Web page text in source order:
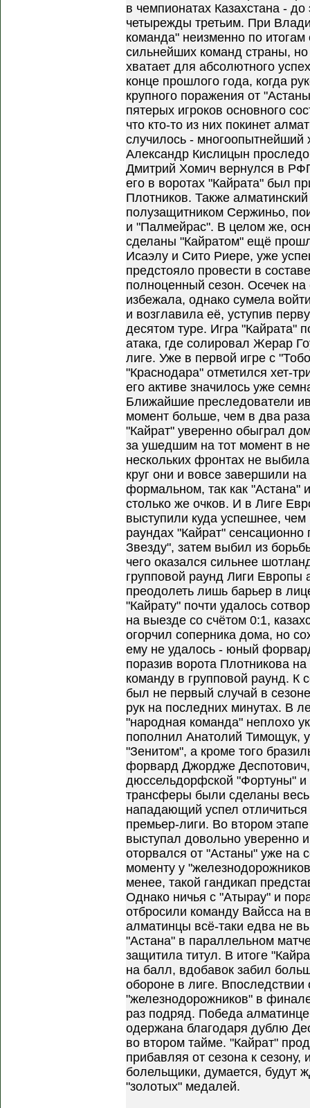
в чемпионатах Казахстана -
четырежды третьим. При
команда" неизменно по итогам
сильнейших команд страны,
хватает для абсолютного
конце прошлого года, когда
крупного поражения от
пятерых игроков основного
что кто-то из них покинет
случилось -
Александр Кислицын
Дмитрий Хомич вернулся в
его в воротах "Кайрата" был
Плотников. Также
полузащитником Сержиньо,
и "Палмейрас". В целом же,
сделаны "Кайратом" ещё
Исаэлу и Сито Риере, уже
предстояло провести в
полноценный сезон. Осечек
избежала, однако сумела
и возглавила её, уступив
десятом туре. Игра "Кайрата"
атака, где солировал Жерар
лиге. Уже в первой игре с
"Краснодара" отметился хет-
его активе значилось уже
Ближайшие преследователи
момент больше, чем в два
"Кайрат" уверенно обыграл
за ушедшим на тот момент в
нескольких фронтах не
круг они и вовсе завершили
формальном, так как "Астана"
столько же очков. И в Лиге
выступили куда успешнее,
раундах "Кайрат"
Звезду", затем выбил из
чего оказался сильнее
групповой раунд Лиги Европы
преодолеть лишь барьер в
"Кайрату" почти удалось
на выезде со счётом 0:1,
огорчил соперника дома, но
ему не удалось - юный
поразив ворота Плотникова
команду в групповой раунд. К
был не первый случай в
рук на последних минутах. В
"народная команда" неплохо
пополнил Анатолий Тимощук,
"Зенитом", а кроме того
форвард Джордже
дюссельдорфской "Фортуны" и
трансферы были сделаны
нападающий успел
премьер-лиги. Во втором
выступал довольно уверенно
оторвался от "Астаны" уже на
моменту у
менее, такой гандикап
Однако ничья с "Атырау" и
отбросили команду Вайсса на
алматинцы всё-таки едва не
"Астана" в параллельном
защитила титул. В итоге
на балл, вдобавок забил
обороне в лиге.
"железнодорожников" в
раз подряд. Победа
одержана благодаря дублю
во втором тайме. "Кайрат"
прибавляя от сезона к
болельщики, думается, будут
"золотых" медалей.